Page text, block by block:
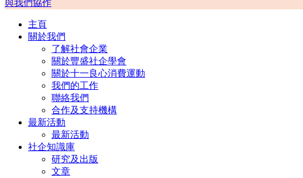
與我們協作
主頁
關於我們
了解社會企業
關於豐盛社企學會
關於十一良心消費運動
我們的工作
聯絡我們
合作及支持機構
最新活動
最新活動
社企知識庫
研究及出版
文章